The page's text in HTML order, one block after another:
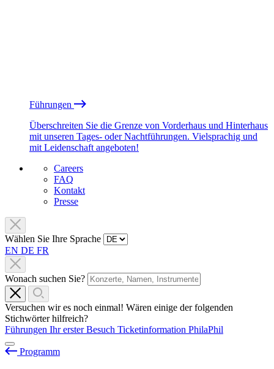
Führungen
Überschreiten Sie die Grenze von Vorderhaus und Hinterhaus
mit unseren Tages- oder Nachtführungen. Vielsprachig und
mit Leidenschaft angeboten!
Careers
FAQ
Kontakt
Presse
Wählen Sie Ihre Sprache
EN DE FR
Wonach suchen Sie?
Versuchen wir es noch einmal! Wären einige der folgenden
Stichwörter hilfreich?
Führungen Ihr erster Besuch Ticketinformation PhilaPhil
Programm